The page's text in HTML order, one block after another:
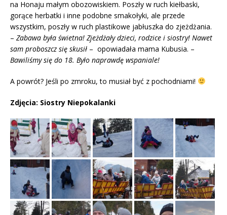
na Honaju małym obozowiskiem. Poszły w ruch kiełbaski,
gorące herbatki i inne podobne smakołyki, ale przede
wszystkim, poszły w ruch plastikowe jabłuszka do zjeżdżania.
– Zabawa była świetna! Zjeżdżałydzieci, rodzice i siostry! Nawet
sam proboszcz się skusił – opowiadała mama Kubusia. –
Bawiliśmy się do 18. Było naprawdę wspaniale!
A powrót? Jeśli po zmroku, to musiał być z pochodniami!
Zdjęcia: Siostry Niepokalanki